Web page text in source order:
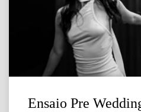
Ensaio Pre